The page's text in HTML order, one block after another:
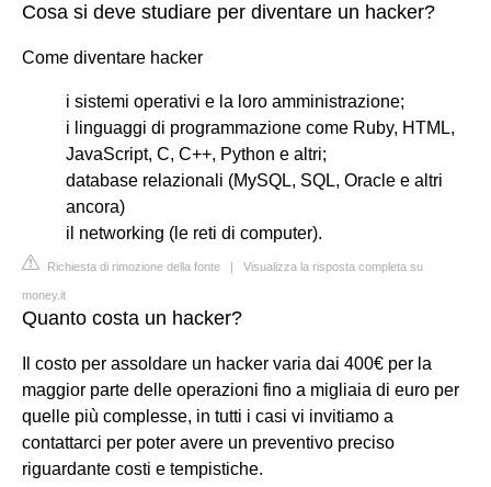
Cosa si deve studiare per diventare un hacker?
Come diventare hacker
i sistemi operativi e la loro amministrazione;
i linguaggi di programmazione come Ruby, HTML,
JavaScript, C, C++, Python e altri;
database relazionali (MySQL, SQL, Oracle e altri
ancora)
il networking (le reti di computer).
Richiesta di rimozione della fonte | Visualizza la risposta completa su
money.it
Quanto costa un hacker?
Il costo per assoldare un hacker varia dai 400€ per la
maggior parte delle operazioni fino a migliaia di euro per
quelle più complesse, in tutti i casi vi invitiamo a
contattarci per poter avere un preventivo preciso
riguardante costi e tempistiche.